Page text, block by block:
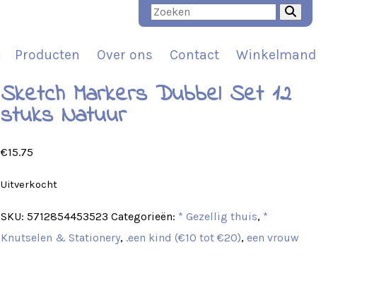
Producten Over ons Contact Winkelmand
Sketch Markers Dubbel Set 12
stuks Natuur
€15.75
Uitverkocht
SKU:5712854453523 Categorieën: * Gezellig thuis, *
Knutselen & Stationery, .een kind (€10 tot €20),een vrouw